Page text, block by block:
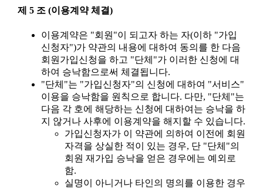
제 5 조 (이용계약 체결)
이용계약은 "회원"이 되고자 하는 자(이하 "가입
신청자")가 약관의 내용에 대하여 동의를 한 다음
회원가입신청을 하고 "단체"가 이러한 신청에 대
하여 승낙함으로써 체결됩니다.
"단체"는 "가입신청자"의 신청에 대하여 "서비스"
이용을 승낙함을 원칙으로 합니다. 다만, "단체"는
다음 각 호에 해당하는 신청에 대하여는 승낙을 하
지 않거나 사후에 이용계약을 해지할 수 있습니다.
가입신청자가 이 약관에 의하여 이전에 회원
자격을 상실한 적이 있는 경우, 단 "단체"의
회원 재가입 승낙을 얻은 경우에는 예외로
함.
실명이 아니거나 타인의 명의를 이용한 경우